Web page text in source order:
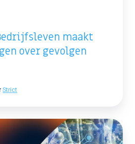
maakt
over gevolgen
Strict